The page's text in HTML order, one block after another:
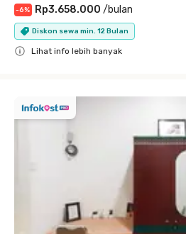
-6% Rp3.658.000 /bulan
Diskon sewa min. 12 Bulan
Lihat info lebih banyak